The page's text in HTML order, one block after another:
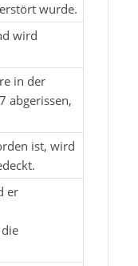
wurde.
wird
in der
abgerissen,
ist, wird
er